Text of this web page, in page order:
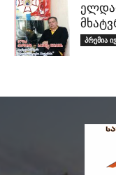
პრემია